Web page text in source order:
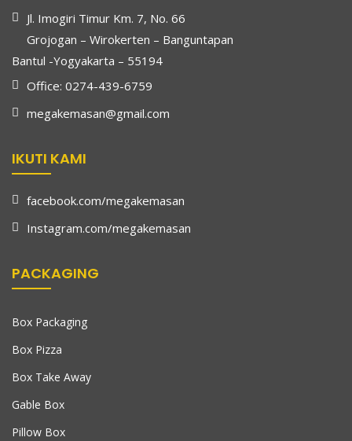
Jl. Imogiri Timur Km. 7, No. 66
Grojogan – Wirokerten – Banguntapan
Bantul -Yogyakarta – 55194
Office: 0274-439-6759
megakemasan@gmail.com
IKUTI KAMI
facebook.com/megakemasan
Instagram.com/megakemasan
PACKAGING
Box Packaging
Box Pizza
Box Take Away
Gable Box
Pillow Box